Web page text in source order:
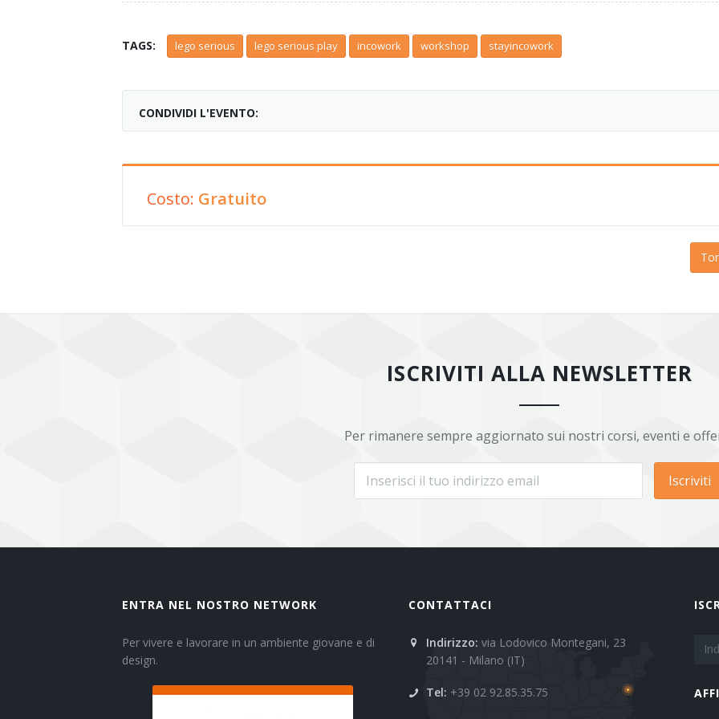
TAGS: lego serious lego serious play incowork workshop stayincowork
CONDIVIDI L'EVENTO:
Costo: Gratuito
ISCRIVITI ALLA NEWSLETTER
Per rimanere sempre aggiornato sui nostri corsi, eventi e
Iscriviti
ENTRA NEL NOSTRO NETWORK
Per vivere e lavorare in un ambiente giovane e di
design.
CONTATTACI
Indirizzo: via Lodovico Montegani, 23
20141 - Milano (IT)
Tel: +39 02 92.85.35.75